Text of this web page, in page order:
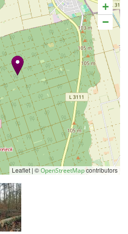
+
−
Leaflet | ©OpenStreetMapcontributors